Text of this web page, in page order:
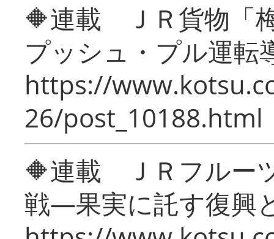
🔶連載 ＪＲ貨物「
プッシュ・プル運転
https://
26/post_10188.html
🔶連載 ＪＲフルー
戦―果実に託す復興